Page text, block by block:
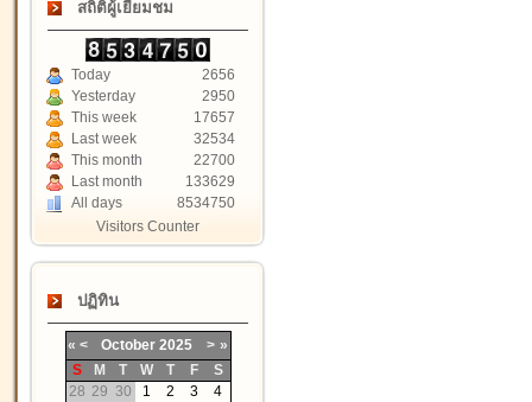
สถิติผู้เยี่ยมชม
Today
2656
Yesterday
2950
This week
17657
Last week
32534
This month
22700
Last month
133629
All days
8534750
Visitors Counter
ปฏิทิน
« < October 2025 > »
S
M T W T F
S
28 29 30 1 2 3
4